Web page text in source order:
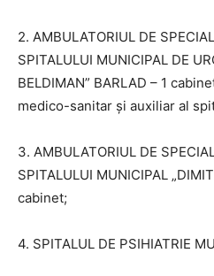
2. AMBULATORIUL DE
SPITALULUI MUNICIPAL DE
BELDIMAN” BARLAD – 1
medico-sanitar şi auxiliar al
3. AMBULATORIUL DE
SPITALULUI MUNICIPAL
cabinet;
4. SPITALUL DE PSIHIATRIE